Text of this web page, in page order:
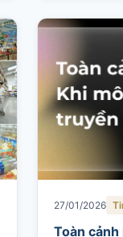
27/01/2026
Toàn